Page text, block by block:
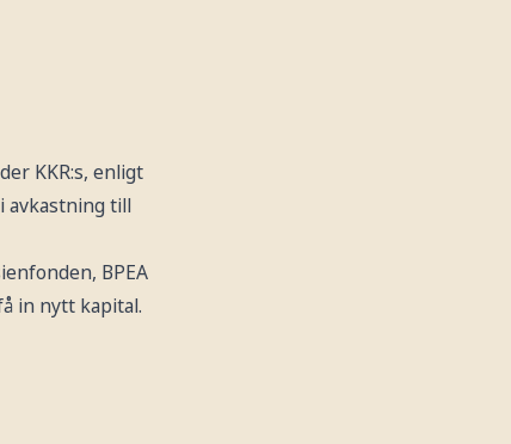
KKR:s, enligt
avkastning till
BPEA
in nytt kapital.